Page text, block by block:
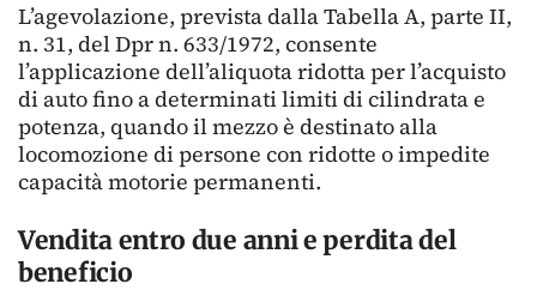
L’agevolazione, prevista dalla Tabella A, parte II,
n. 31, del Dpr n. 633/1972, consente
l’applicazione dell’aliquota ridotta per l’acquisto
di auto fino a determinati limiti di cilindrata e
potenza, quando il mezzo è destinato alla
locomozione di persone con ridotte o impedite
capacità motorie permanenti.
Vendita entro due anni e perdita del
beneficio